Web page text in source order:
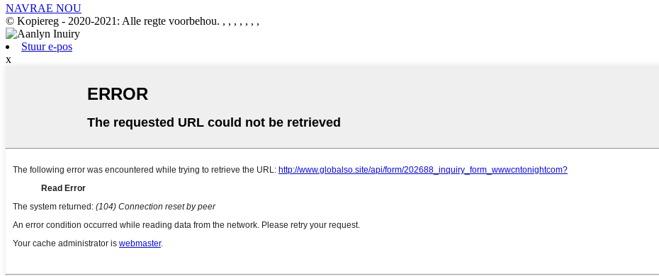
NAVRAE NOU
© Kopiereg - 2020-2021: Alle regte voorbehou. , , , , , , ,
Stuur e-pos
x